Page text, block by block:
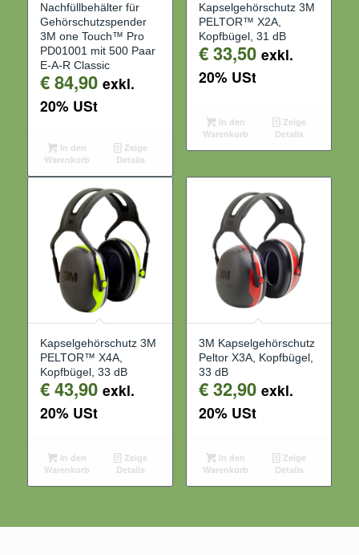
Nachfüllbehälter für
Gehörschutzspender
3M one Touch™ Pro
PD01001 mit 500 Paar
E-A-R Classic
€84,90 exkl.
20% USt
In den
Warenkorb
Zeige
Details
Kapselgehörschutz 3M
PELTOR™ X2A,
Kopfbügel, 31 dB
€33,50 exkl.
20% USt
In den
Warenkorb
Zeige
Details
Kapselgehörschutz 3M
PELTOR™ X4A,
Kopfbügel, 33 dB
€43,90 exkl.
20% USt
In den
Warenkorb
Zeige
Details
3M Kapselgehörschutz
Peltor X3A, Kopfbügel,
33 dB
€32,90 exkl.
20% USt
In den
Warenkorb
Zeige
Details